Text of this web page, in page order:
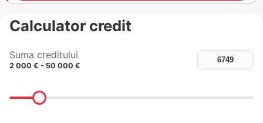
Calculator credit
Suma creditului
2 000 € - 50 000 €